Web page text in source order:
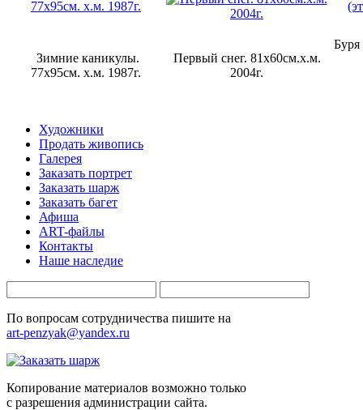
Зимние каникулы.
77х95см. х.м. 1987г.
Первый снег. 81х60см.х.м.
2004г.
Буря
Художники
Продать живопись
Галерея
Заказать портрет
Заказать шарж
Заказать багет
Афиша
ART-файлы
Контакты
Наше наследие
По вопросам сотрудничества пишите на
art-penzyak@yandex.ru
Копирование материалов возможно только
c разрешения администрации сайта.